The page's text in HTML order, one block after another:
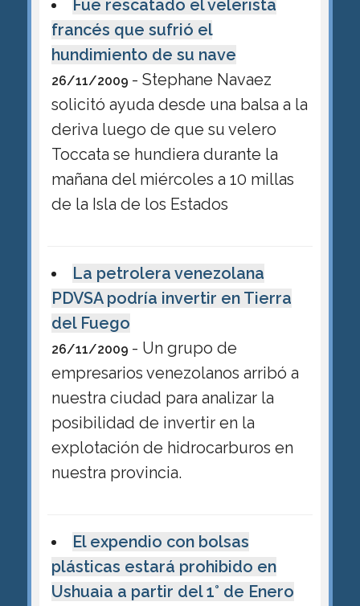
Fue rescatado el velerista
francés que sufrió el
hundimiento de su nave
26/11/2009 - Stephane Navaez
solicitó ayuda desde una balsa a la
deriva luego de que su velero
Toccata se hundiera durante la
mañana del miércoles a 10 millas
de la Isla de los Estados
La petrolera venezolana
PDVSA podría invertir en Tierra
del Fuego
26/11/2009 - Un grupo de
empresarios venezolanos arribó a
nuestra ciudad para analizar la
posibilidad de invertir en la
explotación de hidrocarburos en
nuestra provincia.
El expendio con bolsas
plásticas estará prohibido en
Ushuaia a partir del 1° de Enero